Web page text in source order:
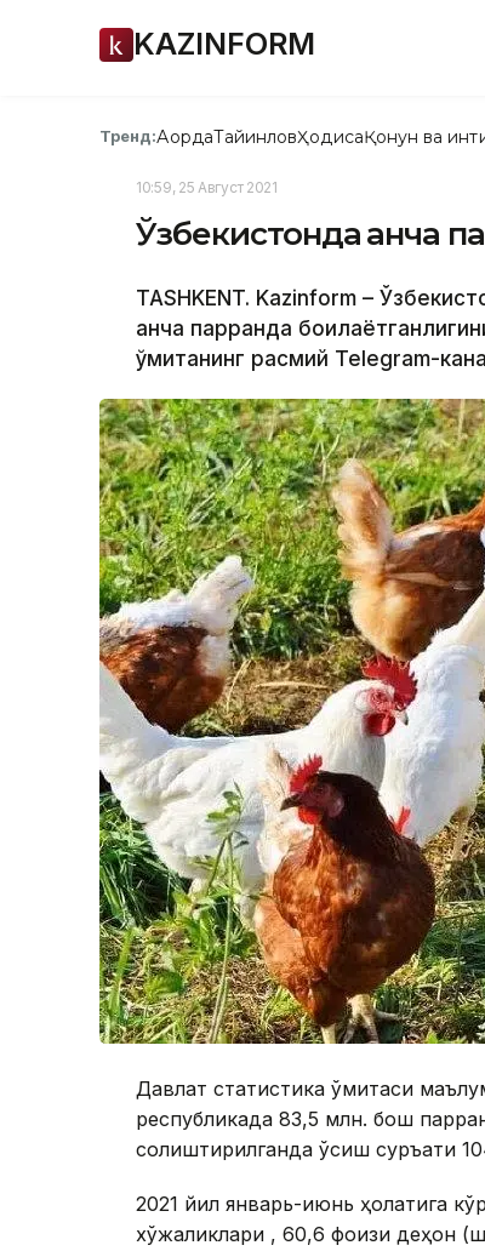
KAZINFORM
Тренд:АқордаТайинловҲодисаҚонун ва
10:59, 25 Август 2021
Ўзбекистонда қанча
TASHKENT. Kazinform –
қанча парранда
қўмитанинг расмий Telegram-
Давлат статистика қўмитаси
республикада 83,5 млн. бош
солиштирилганда ўсиш суръати
2021 йил январь-июнь ҳолатига
хўжаликлари , 60,6 фоизи деҳқон